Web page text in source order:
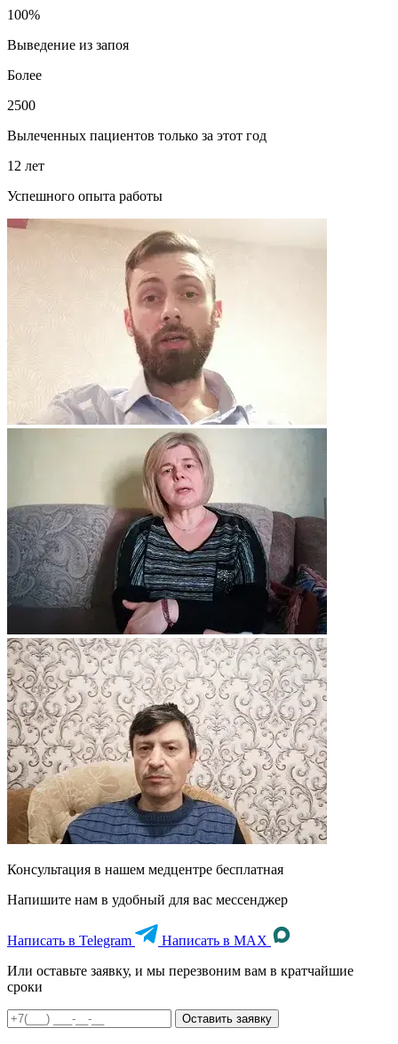
100%
Выведение из запоя
Более
2500
Вылеченных пациентов только за этот год
12 лет
Успешного опыта работы
Консультация в нашем медцентре бесплатная
Напишите нам в удобный для вас мессенджер
Написать в Telegram
Написать в MAX
Или оставьте заявку, и мы перезвоним вам в кратчайшие
сроки
Оставить заявку